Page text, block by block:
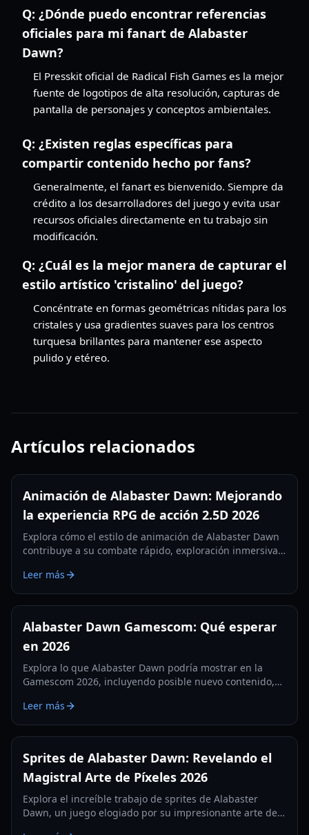
Q: ¿Dónde puedo encontrar referencias
oficiales para mi fanart de Alabaster
Dawn?
El Presskit oficial de Radical Fish Games es la mejor
fuente de logotipos de alta resolución, capturas de
pantalla de personajes y conceptos ambientales.
Q: ¿Existen reglas específicas para
compartir contenido hecho por fans?
Generalmente, el fanart es bienvenido. Siempre da
crédito a los desarrolladores del juego y evita usar
recursos oficiales directamente en tu trabajo sin
modificación.
Q: ¿Cuál es la mejor manera de capturar el
estilo artístico 'cristalino' del juego?
Concéntrate en formas geométricas nítidas para los
cristales y usa gradientes suaves para los centros
turquesa brillantes para mantener ese aspecto
pulido y etéreo.
Artículos relacionados
Animación de Alabaster Dawn: Mejorando
la experiencia RPG de acción 2.5D 2026
Explora cómo el estilo de animación de Alabaster Dawn
contribuye a su combate rápido, exploración inmersiva y
2.5D.
Leer más
Alabaster Dawn Gamescom: Qué esperar
en 2026
Explora lo que Alabaster Dawn podría mostrar en la
Gamescom 2026, incluyendo posible nuevo contenido,
desarrolladores.
Leer más
Sprites de Alabaster Dawn: Revelando el
Magistral Arte de Píxeles 2026
Explora el increíble trabajo de sprites de Alabaster
Dawn, un juego elogiado por su impresionante arte de